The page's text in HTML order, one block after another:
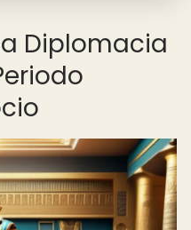
Diplomacia